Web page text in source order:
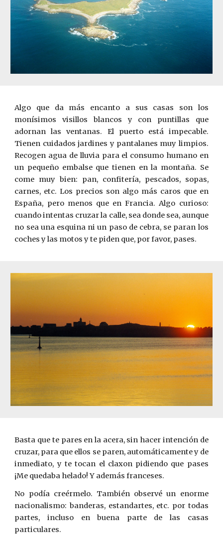
Algo que da más encanto a sus casas son los
monísimos visillos blancos y con puntillas que
adornan las ventanas. El puerto está impecable.
Tienen cuidados jardines y pantalanes muy limpios.
Recogen agua de lluvia para el consumo humano en
un pequeño embalse que tienen en la montaña. Se
come muy bien: pan, confitería, pescados, sopas,
carnes, etc. Los precios son algo más caros que en
España, pero menos que en Francia. Algo curioso:
cuando intentas cruzar la calle, sea donde sea, aunque
no sea una esquina ni un paso de cebra, se paran los
coches y las motos y te piden que, por favor, pases.
Basta que te pares en la acera, sin hacer intención de
cruzar, para que ellos se paren, automáticamente y de
inmediato, y te tocan el claxon pidiendo que pases
¡Me quedaba helado! Y además franceses.
No podía creérmelo. También observé un enorme
nacionalismo: banderas, estandartes, etc. por todas
partes, incluso en buena parte de las casas
particulares.